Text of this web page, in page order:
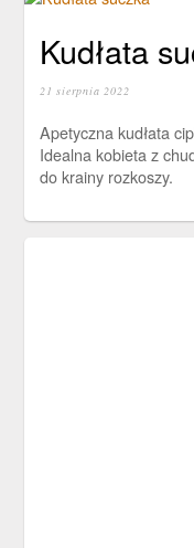
Kudłata
21 sierpnia 2022
Apetyczna kudłata
Idealna kobieta z
do krainy rozkoszy.